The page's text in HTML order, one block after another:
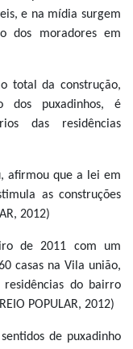
e na mídia surgem
dos moradores em
total da construção,
dos puxadinhos, é
das residências
afirmou que a lei em
as construções
2012)
de 2011 com um
casas na Vila união,
do bairro
POPULAR, 2012)
de puxadinho